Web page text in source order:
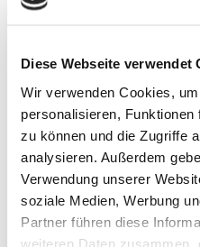
Diese Webseite verwendet
Wir verwenden Cookies,
personalisieren,
zu können und die Zugriffe
analysieren. Außerdem
Verwendung unserer
soziale Medien, Werbung
Partner führen diese
weiteren Daten zusammen,